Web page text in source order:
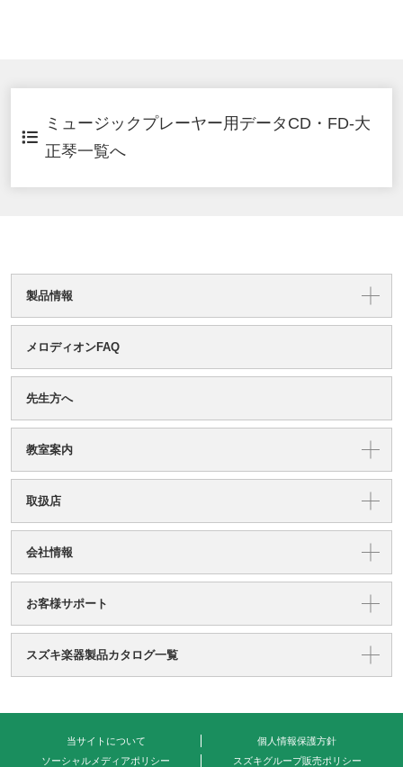
ミュージックプレーヤー用データCD・FD-大
正琴一覧へ
製品情報
メロディオンFAQ
先生方へ
教室案内
取扱店
会社情報
お客様サポート
スズキ楽器製品カタログ一覧
当サイトについて
個人情報保護方針
ソーシャルメディアポリシー
スズキグループ販売ポリシー